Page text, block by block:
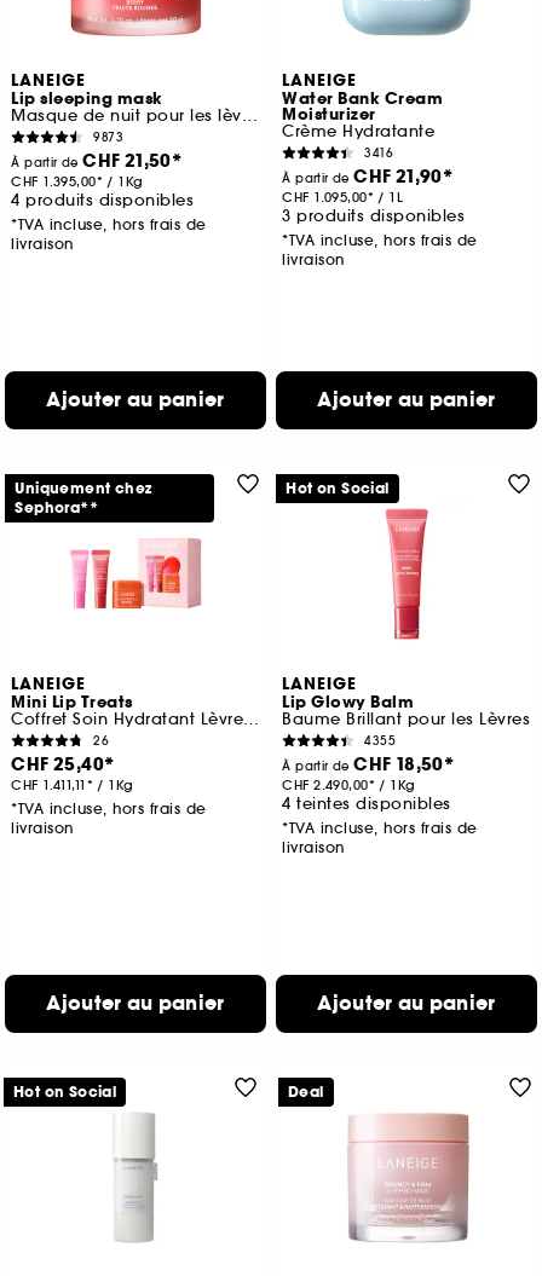
LANEIGE
Lip sleeping mask
Masque de nuit pour les lèvres
9873
À partir deCHF 21,50
CHF 1.395,00 / 1Kg
4 produits disponibles
*TVA incluse, hors frais de
livraison
Ajouter au panier
LANEIGE
Water Bank Cream
Moisturizer
Crème Hydratante
3416
À partir deCHF 21,90
CHF 1.095,00 / 1L
3 produits disponibles
*TVA incluse, hors frais de
livraison
Ajouter au panier
LANEIGE
Mini Lip Treats
Coffret Soin Hydratant Lèvres Jour & Nuit
26
CHF 25,40
CHF 1.411,11 / 1Kg
*TVA incluse, hors frais de
livraison
Ajouter au panier
Uniquement chez
Sephora**
LANEIGE
Lip Glowy Balm
Baume Brillant pour les Lèvres
4355
À partir deCHF 18,50
CHF 2.490,00 / 1Kg
4 teintes disponibles
*TVA incluse, hors frais de
livraison
Ajouter au panier
Hot on Social
Hot on Social Deal